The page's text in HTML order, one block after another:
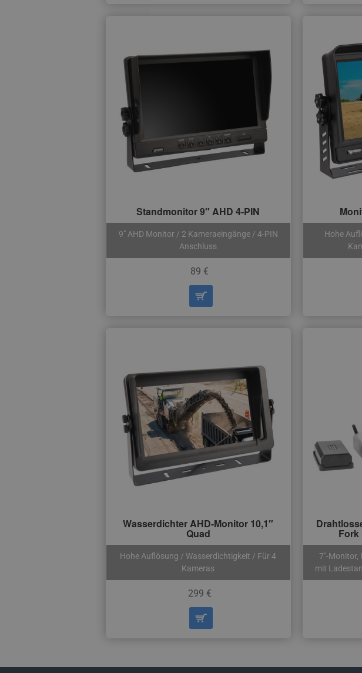
9″ AHD Monitor / 2 Kameraeingänge / 4-PIN
Anschluss
Standmonitor 9″ AHD 4-PIN
89 €
Hohe
Hohe Auflösung / Wasserdichtigkeit / Für 4
Kameras
Wasserdichter AHD-Monitor 10,1″
Quad
299 €
7″-Monitor,
mit
Fork